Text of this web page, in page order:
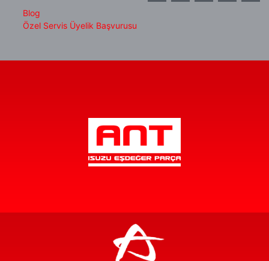
Blog
Özel Servis Üyelik Başvurusu